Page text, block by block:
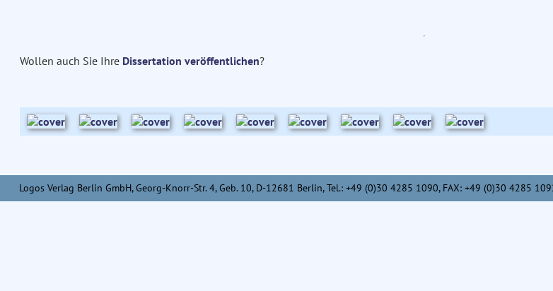
Wollen auch Sie Ihre Dissertation veröffentlichen?
Logos Verlag Berlin GmbH, Georg-Knorr-Str. 4, Geb. 10, D-12681 Berlin, Tel.: +49 (0)30 4285 1090, FAX: +49 (0)30 4285